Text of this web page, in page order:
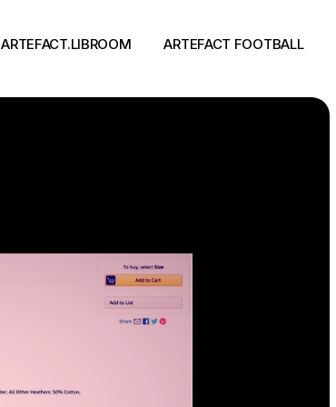
ARTEFACT.LIBROOM ARTEFACT FOOTBALL